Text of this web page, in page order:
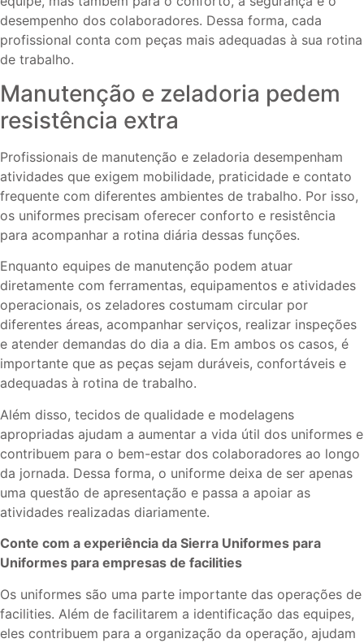
desempenho dos colaboradores. Dessa forma, cada
profissional conta com peças mais adequadas à sua rotina
de trabalho.
Manutenção e zeladoria pedem
resistência extra
Profissionais de manutenção e zeladoria desempenham
atividades que exigem mobilidade, praticidade e contato
frequente com diferentes ambientes de trabalho. Por isso,
os uniformes precisam oferecer conforto e resistência
para acompanhar a rotina diária dessas funções.
Enquanto equipes de manutenção podem atuar
diretamente com ferramentas, equipamentos e atividades
operacionais, os zeladores costumam circular por
diferentes áreas, acompanhar serviços, realizar inspeções
e atender demandas do dia a dia. Em ambos os casos, é
importante que as peças sejam duráveis, confortáveis e
adequadas à rotina de trabalho.
Além disso, tecidos de qualidade e modelagens
apropriadas ajudam a aumentar a vida útil dos uniformes e
contribuem para o bem-estar dos colaboradores ao longo
da jornada. Dessa forma, o uniforme deixa de ser apenas
uma questão de apresentação e passa a apoiar as
atividades realizadas diariamente.
Conte com a experiência da Sierra Uniformes para
Uniformes para empresas de facilities
Os uniformes são uma parte importante das operações de
facilities. Além de facilitarem a identificação das equipes,
eles contribuem para a organização da operação, ajudam